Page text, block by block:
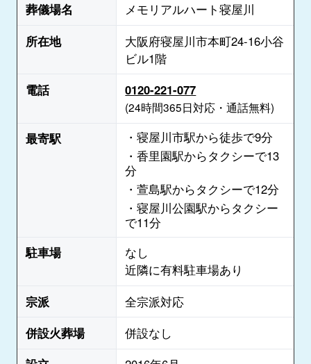
葬儀場名
メモリアルハート寝屋川
所在地
大阪府寝屋川市本町24-16小谷
ビル1階
電話
0120-221-077
(24時間365日対応・通話無料)
最寄駅
・寝屋川市駅から徒歩で9分
・香里園駅からタクシーで13
分
・萱島駅からタクシーで12分
・寝屋川公園駅からタクシー
で11分
駐車場
なし
近隣に有料駐車場あり
宗派
全宗派対応
併設火葬場
併設なし